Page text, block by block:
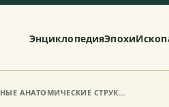
ЭнциклопедияЭпохи
ПОЧЕМУ ДИНОЗАВРЫ РАЗВИВАЛИ СЛОЖНЫЕ АНАТОМИЧЕСКИЕ СТРУКТУРЫ